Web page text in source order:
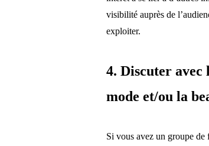
visibilité auprès de
exploiter.
4. Discuter avec
mode et/ou la
Si vous avez un groupe de